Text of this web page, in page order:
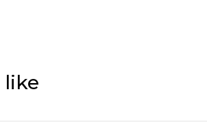
like